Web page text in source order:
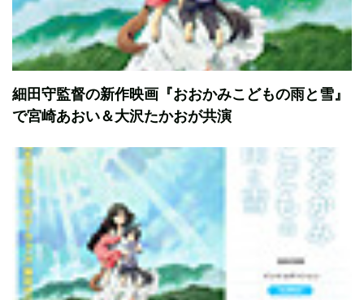
細田守監督の新作映画『おおかみこどもの雨と雪』
で宮崎あおい＆大沢たかおが共演